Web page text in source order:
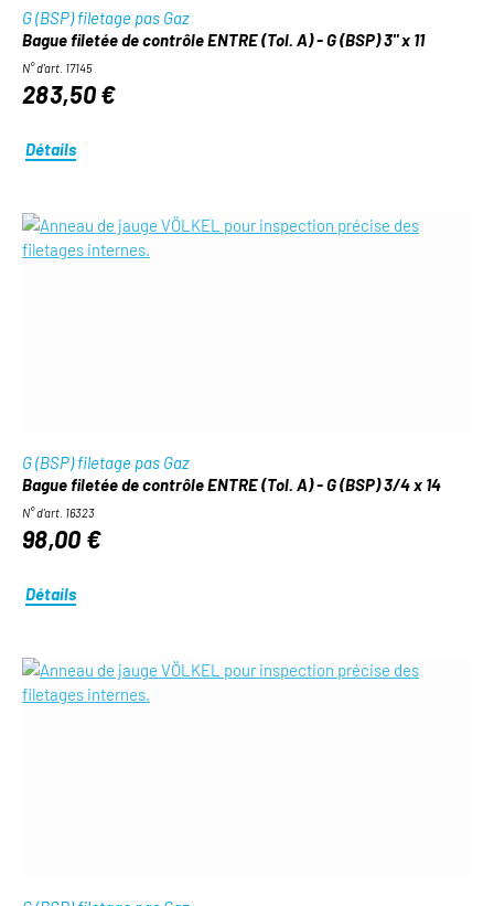
G (BSP) filetage pas Gaz
Bague filetée de contrôle ENTRE (Tol. A) - G (BSP) 3" x 11
N° d'art. 17145
283,50 €
Détails
G (BSP) filetage pas Gaz
Bague filetée de contrôle ENTRE (Tol. A) - G (BSP) 3/4 x 14
N° d'art. 16323
98,00 €
Détails